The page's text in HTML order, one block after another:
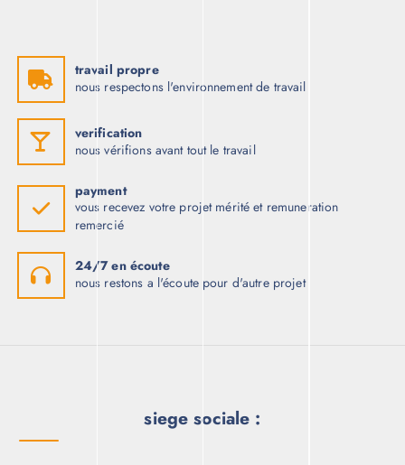
travail propre
nous respectons l'environnement de travail
verification
nous vérifions avant tout le travail
payment
vous recevez votre projet mérité et remuneration
remercié
24/7 en écoute
nous restons a l'écoute pour d'autre projet
siege sociale :